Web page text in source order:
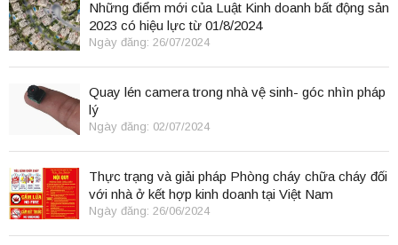
Những điểm mới của Luật Kinh doanh bất động sản
2023 có hiệu lực từ 01/8/2024
Ngày đăng: 26/07/2024
Quay lén camera trong nhà vệ sinh- góc nhìn pháp
lý
Ngày đăng: 02/07/2024
Thực trạng và giải pháp Phòng cháy chữa cháy đối
với nhà ở kết hợp kinh doanh tại Việt Nam
Ngày đăng: 26/06/2024